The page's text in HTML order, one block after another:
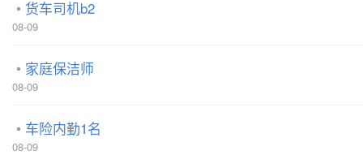
货车司机b2
08-09
家庭保洁师
08-09
车险内勤1名
08-09